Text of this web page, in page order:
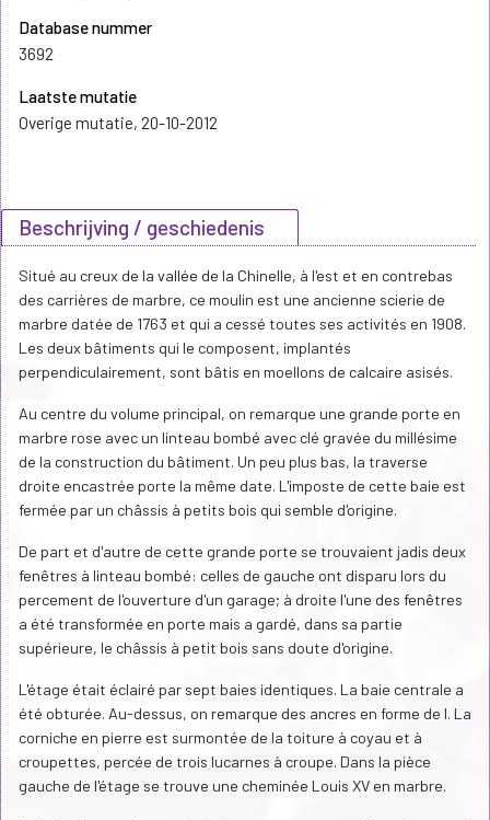
Database nummer
3692
Laatste mutatie
Overige mutatie, 20-10-2012
Beschrijving / geschiedenis
Situé au creux de la vallée de la Chinelle, à l'est et en contrebas
des carrières de marbre, ce moulin est une ancienne scierie de
marbre datée de 1763 et qui a cessé toutes ses activités en 1908.
Les deux bâtiments qui le composent, implantés
perpendiculairement, sont bâtis en moellons de calcaire asisés.
Au centre du volume principal, on remarque une grande porte en
marbre rose avec un linteau bombé avec clé gravée du millésime
de la construction du bâtiment. Un peu plus bas, la traverse
droite encastrée porte la même date. L'imposte de cette baie est
fermée par un châssis à petits bois qui semble d'origine.
De part et d'autre de cette grande porte se trouvaient jadis deux
fenêtres à linteau bombé: celles de gauche ont disparu lors du
percement de l'ouverture d'un garage; à droite l'une des fenêtres
a été transformée en porte mais a gardé, dans sa partie
supérieure, le châssis à petit bois sans doute d'origine.
L'étage était éclairé par sept baies identiques. La baie centrale a
été obturée. Au-dessus, on remarque des ancres en forme de I. La
corniche en pierre est surmontée de la toiture à coyau et à
croupettes, percée de trois lucarnes à croupe. Dans la pièce
gauche de l'étage se trouve une cheminée Louis XV en marbre.